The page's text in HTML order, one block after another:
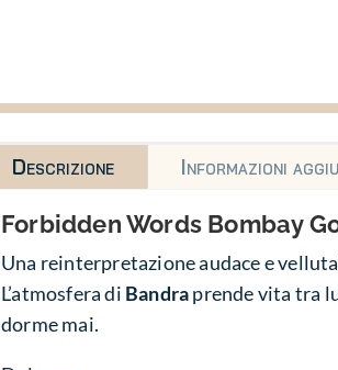
Descrizione Informazioni
Forbidden Words Bombay
Una reinterpretazione audace e
L’atmosfera di Bandraprende vita tra
dorme mai.